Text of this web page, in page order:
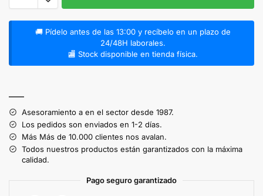
🚚 Pídelo antes de las 13:00 y recíbelo en un plazo de
24/48H laborales.
🏬 Stock disponible en tienda física.
l
t
e
r
n
——
Asesoramiento a en el sector desde 1987.
Los pedidos son enviados en 1-2 días.
Más Más de 10.000 clientes nos avalan.
Todos nuestros productos están garantizados con la máxima
calidad.
Pago seguro garantizado